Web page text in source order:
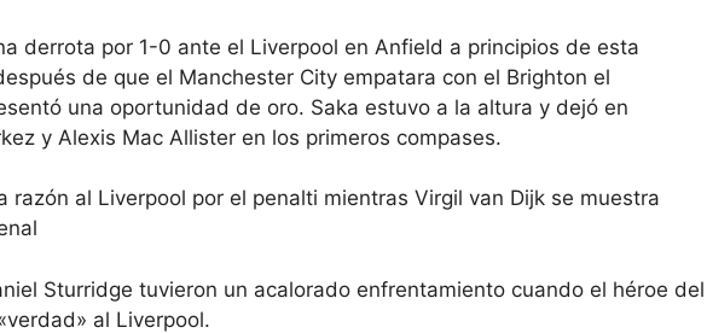
derrota por 1-0 ante el Liverpool en Anfield a principios de esta
de que el Manchester City empatara con el Brighton el
una oportunidad de oro. Saka estuvo a la altura y dejó en
y Alexis Mac Allister en los primeros compases.
razón al Liverpool por el penalti mientras Virgil van Dijk se muestra
Sturridge tuvieron un acalorado enfrentamiento cuando el héroe del
al Liverpool.